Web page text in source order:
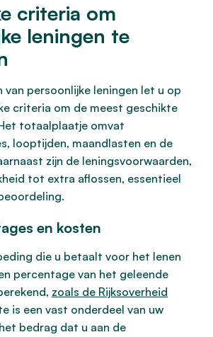
criteria om
leningen te
van persoonlijke leningen let u op
criteria om de meest geschikte
totaalplaatje omvat
looptijden, maandlasten en de
zijn de leningsvoorwaarden,
tot extra aflossen, essentieel
en kosten
die u betaalt voor het lenen
percentage van het geleende
zoals de Rijksoverheid
is een vast onderdeel van uw
bedrag dat u aan de